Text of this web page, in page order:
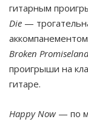
гитарным
Die —
Broken
проигрыши на
гитаре.
Happy Now — по